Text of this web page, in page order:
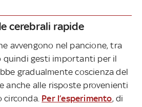
cerebrali rapide
avvengono nel pancione, tra
quindi gesti importanti per il
gradualmente coscienza del
anche alle risposte provenienti
circonda. Per l’esperimento, di